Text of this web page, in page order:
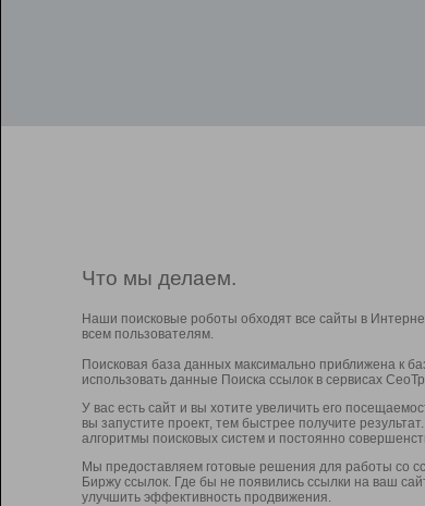
Что мы делаем.
Наши поисковые роботы обходят все сайты в
всем пользователям.
Поисковая база данных максимально приближена к
использовать данные Поиска ссылок в сервисах
У вас есть сайт и вы хотите увеличить его
вы запустите проект, тем быстрее получите
алгоритмы поисковых систем и постоянно
Мы предоставляем готовые решения для работы со
Биржу ссылок. Где бы не появились ссылки на ваш
улучшить эффективность продвижения.